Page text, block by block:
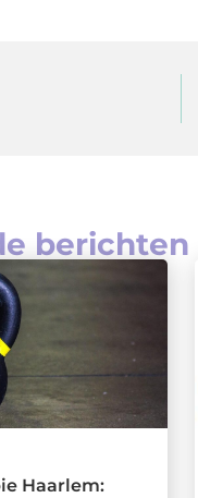
berichten
Haarlem: